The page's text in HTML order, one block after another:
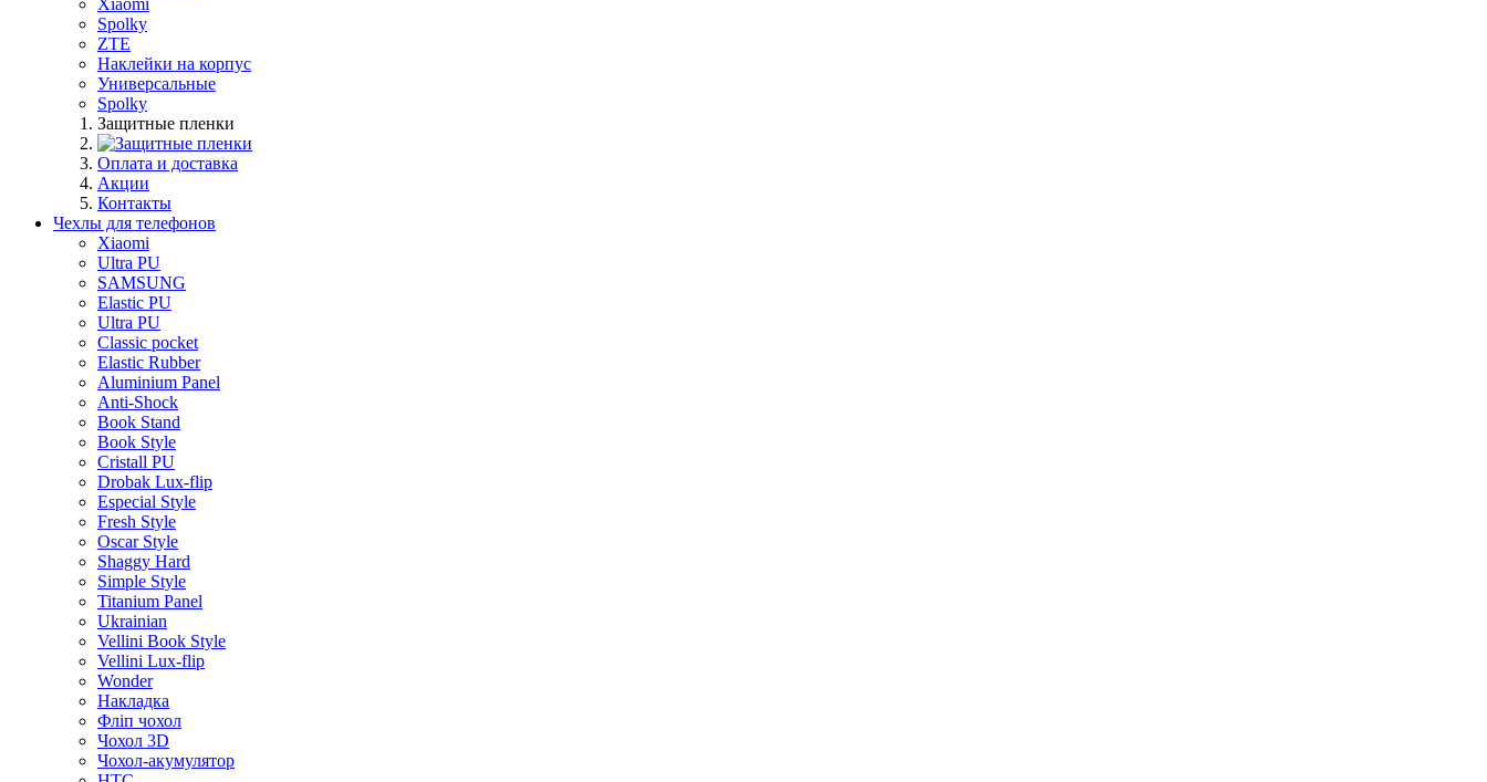
Xiaomi
Spolky
ZTE
Наклейки на корпус
Универсальные
Spolky
Защитные пленки
Оплата и доставка
Акции
Контакты
Чехлы для телефонов
Xiaomi
Ultra PU
SAMSUNG
Elastic PU
Ultra PU
Classic pocket
Elastic Rubber
Aluminium Panel
Anti-Shock
Book Stand
Book Style
Cristall PU
Drobak Lux-flip
Especial Style
Fresh Style
Oscar Style
Shaggy Hard
Simple Style
Titanium Panel
Ukrainian
Vellini Book Style
Vellini Lux-flip
Wonder
Накладка
Фліп чохол
Чохол 3D
Чохол-акумулятор